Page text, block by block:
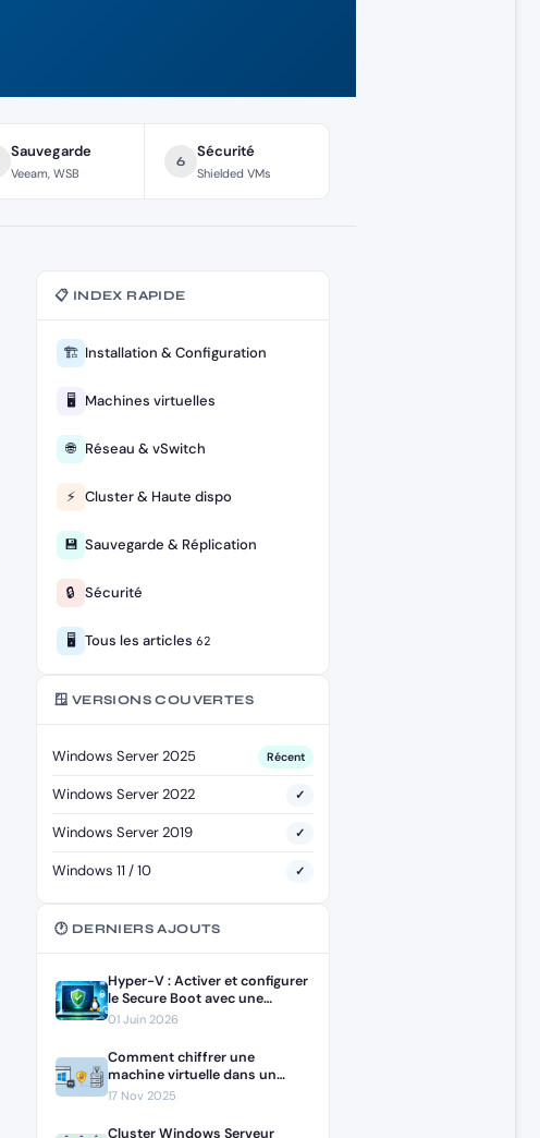
Sauvegarde
Veeam, WSB
6
Sécurité
Shielded VMs
📋 INDEX RAPIDE
🏗️ Installation & Configuration
🖥️ Machines virtuelles
🌐 Réseau & vSwitch
⚡ Cluster & Haute dispo
💾 Sauvegarde & Réplication
🔒 Sécurité
🖥️ Tous les articles 62
🪟 VERSIONS COUVERTES
Windows Server 2025 Récent
Windows Server 2022 ✓
Windows Server 2019 ✓
Windows 11 / 10 ✓
🕐 DERNIERS AJOUTS
Hyper-V : Activer et configurer
le Secure Boot avec une
machine virtuelle Linux
01 Juin 2026
Comment chiffrer une
machine virtuelle dans un
cluster Hyper-V avec
17 Nov 2025
Cluster Windows Serveur